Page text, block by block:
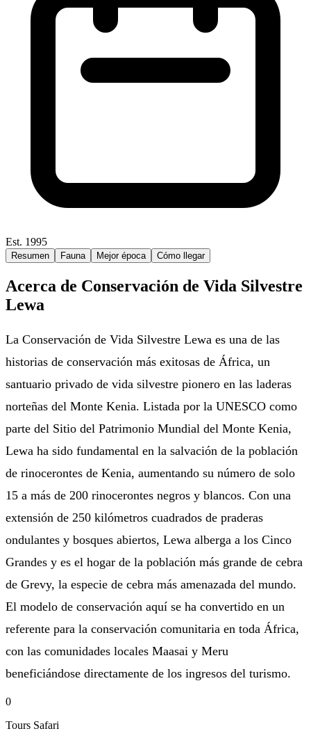
Est. 1995
Resumen Fauna Mejor época Cómo llegar
Acerca de Conservación de Vida Silvestre
Lewa
La Conservación de Vida Silvestre Lewa es una de las
historias de conservación más exitosas de África, un
santuario privado de vida silvestre pionero en las laderas
norteñas del Monte Kenia. Listada por la UNESCO como
parte del Sitio del Patrimonio Mundial del Monte Kenia,
Lewa ha sido fundamental en la salvación de la población
de rinocerontes de Kenia, aumentando su número de solo
15 a más de 200 rinocerontes negros y blancos. Con una
extensión de 250 kilómetros cuadrados de praderas
ondulantes y bosques abiertos, Lewa alberga a los Cinco
Grandes y es el hogar de la población más grande de cebra
de Grevy, la especie de cebra más amenazada del mundo.
El modelo de conservación aquí se ha convertido en un
referente para la conservación comunitaria en toda África,
con las comunidades locales Maasai y Meru
beneficiándose directamente de los ingresos del turismo.
0
Tours Safari